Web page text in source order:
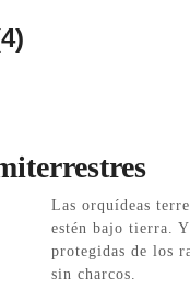
Las orquídeas
estén bajo tierra. Y
protegidas de los
sin charcos.